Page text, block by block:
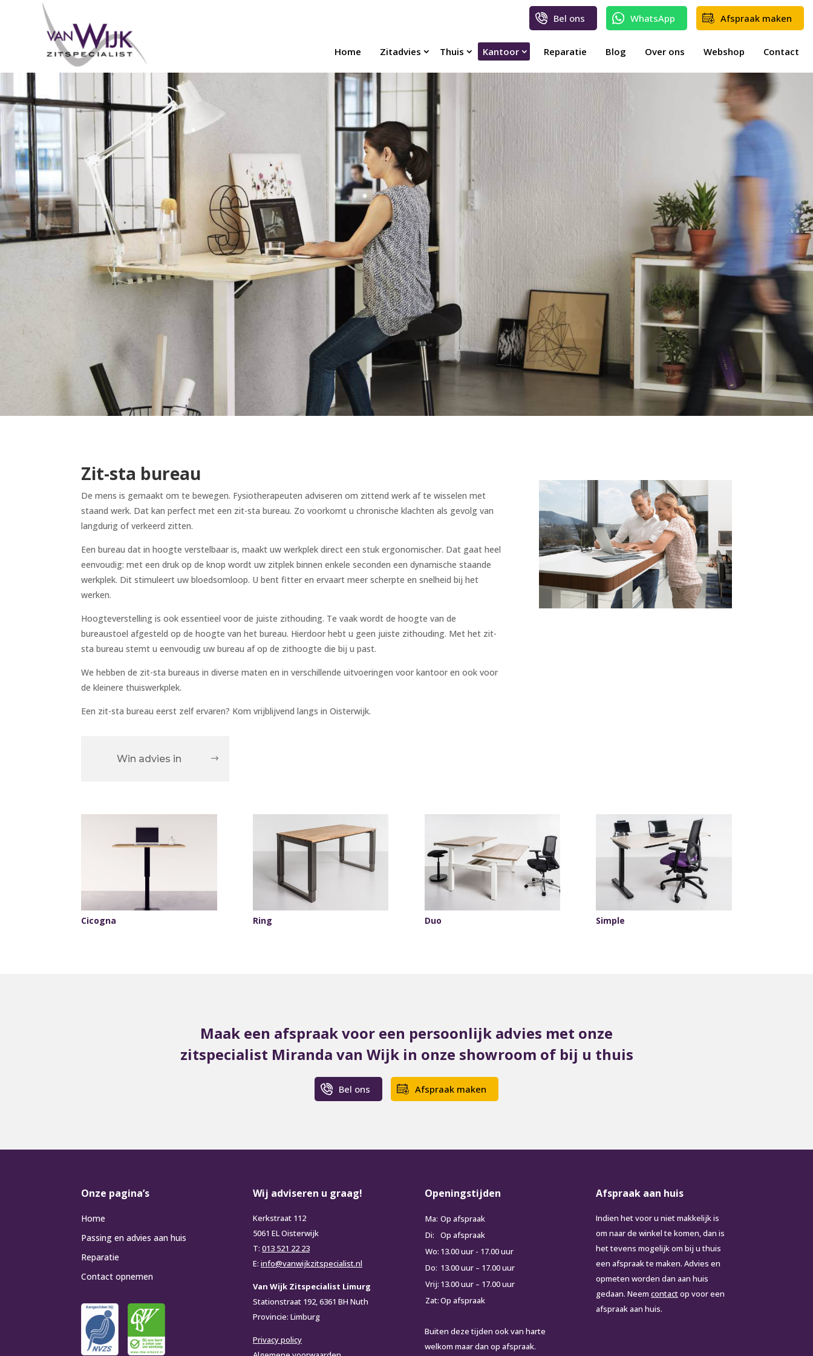
Bel ons WhatsApp Afspraak maken
Home Zitadvies Thuis Kantoor Reparatie Blog Over ons Webshop Contact
Zit-sta bureau
De mens is gemaakt om te bewegen. Fysiotherapeuten adviseren om zittend werk af te wisselen met
staand werk. Dat kan perfect met een zit-sta bureau. Zo voorkomt u chronische klachten als gevolg van
langdurig of verkeerd zitten.
Een bureau dat in hoogte verstelbaar is, maakt uw werkplek direct een stuk ergonomischer. Dat gaat heel
eenvoudig: met een druk op de knop wordt uw zitplek binnen enkele seconden een dynamische staande
werkplek. Dit stimuleert uw bloedsomloop. U bent fitter en ervaart meer scherpte en snelheid bij het
werken.
Hoogteverstelling is ook essentieel voor de juiste zithouding. Te vaak wordt de hoogte van de
bureaustoel afgesteld op de hoogte van het bureau. Hierdoor hebt u geen juiste zithouding. Met het zit-
sta bureau stemt u eenvoudig uw bureau af op de zithoogte die bij u past.
We hebben de zit-sta bureaus in diverse maten en in verschillende uitvoeringen voor kantoor en ook voor
de kleinere thuiswerkplek.
Een zit-sta bureau eerst zelf ervaren? Kom vrijblijvend langs in Oisterwijk.
Win advies in
Cicogna Ring Duo Simple
Maak een afspraak voor een persoonlijk advies met onze
zitspecialist Miranda van Wijk in onze showroom of bij u thuis
Bel ons Afspraak maken
Onze pagina’s
Home
Passing en advies aan huis
Reparatie
Contact opnemen
Wij adviseren u graag!
Kerkstraat 112
5061 EL Oisterwijk
T: 013 521 22 23
E: info@vanwijkzitspecialist.nl
Van Wijk Zitspecialist Limurg
Stationstraat 192, 6361 BH Nuth
Provincie: Limburg
Privacy policy
Openingstijden
Ma: Op afspraak
Di:
Op afspraak
Wo: 13.00 uur - 17.00 uur
Do: 13.00 uur – 17.00 uur
Vrij: 13.00 uur – 17.00 uur
Zat:Op afspraak
Buiten deze tijden ook van harte
welkom maar dan op afspraak.
Afspraak aan huis
Indien het voor u niet makkelijk is
om naar de winkel te komen, dan is
het tevens mogelijk om bij u thuis
een afspraak te maken. Advies en
opmeten worden dan aan huis
gedaan. Neemcontactop voor een
afspraak aan huis.